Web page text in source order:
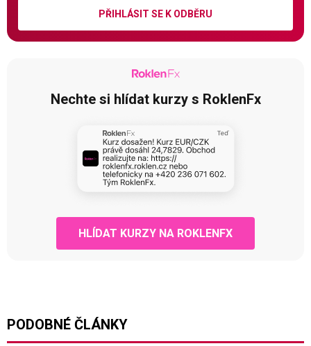
PŘIHLÁSIT SE K ODBĚRU
Nechte si hlídat kurzy s RoklenFx
HLÍDAT KURZY NA ROKLENFX
PODOBNÉ ČLÁNKY